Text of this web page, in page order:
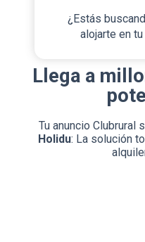
Llega a
Tu anuncio Clubrural
Holidu: La solución
¿Estás
alojarte en tu